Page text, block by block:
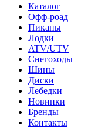
Каталог
Офф-роад
Пикапы
Лодки
ATV/UTV
Снегоходы
Шины
Диски
Лебедки
Новинки
Бренды
Контакты